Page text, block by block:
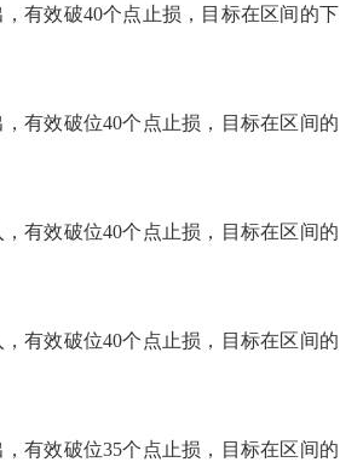
有效破40个点止损，目标在区间的下
有效破位40个点止损，目标在区间的
有效破位40个点止损，目标在区间的
有效破位40个点止损，目标在区间的
有效破位35个点止损，目标在区间的